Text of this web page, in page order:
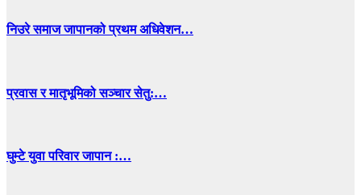
निउरे समाज जापानको प्रथम अधिवेशन…
प्रवास र मातृभूमिको सञ्चार सेतु:…
घुम्टे युवा परिवार जापान :…